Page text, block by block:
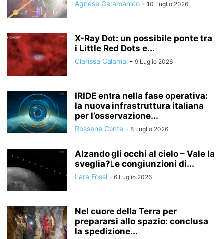
Agnese Caramanico - 10 Luglio 2026
X-Ray Dot: un possibile ponte tra
i Little Red Dots e...
Clarissa Calamai - 9 Luglio 2026
IRIDE entra nella fase operativa:
la nuova infrastruttura italiana
per l’osservazione...
Rossana Conte - 8 Luglio 2026
Alzando gli occhi al cielo – Vale la
sveglia?Le congiunzioni di...
Lara Fossi - 6 Luglio 2026
Nel cuore della Terra per
prepararsi allo spazio: conclusa
la spedizione...